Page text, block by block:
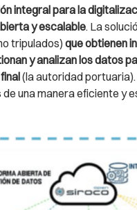
integral para la
y escalable. La
tripulados)que obtienen
y analizan los datos
(la autoridad
una manera eficiente y